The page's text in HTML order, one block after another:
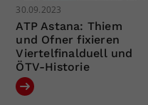
30.09.2023
ATP Astana: Thiem
und Ofner fixieren
Viertelfinalduell und
ÖTV-Historie